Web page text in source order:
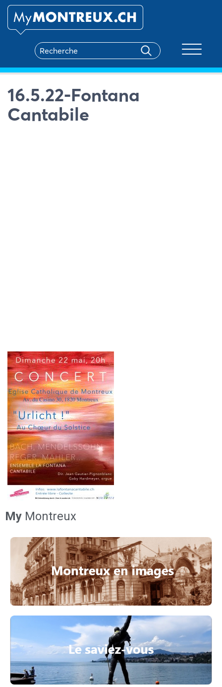
16.5.22-Fontana
Cantabile
My Montreux